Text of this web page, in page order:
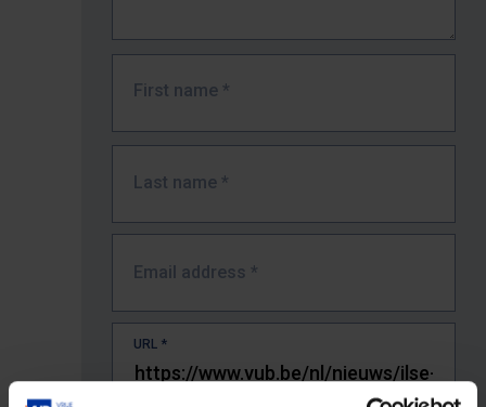
First name *
Last name *
Email address *
URL *